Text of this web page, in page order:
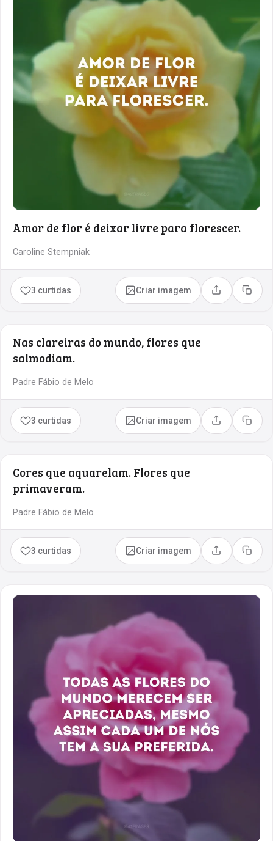
Amor de flor é deixar livre para florescer.
Caroline Stempniak
3 curtidas Criar imagem Compartilhar
Copiar
Nas clareiras do mundo, flores que
salmodiam.
Padre Fábio de Melo
3 curtidas Criar imagem Compartilhar
Copiar
Cores que aquarelam. Flores que
primaveram.
Padre Fábio de Melo
3 curtidas Criar imagem Compartilhar
Copiar